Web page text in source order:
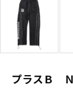
プラスＢ